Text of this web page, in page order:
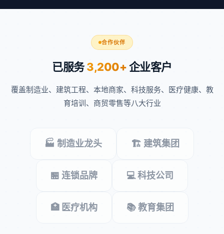
合作伙伴
已服务3,200+企业客户
覆盖制造业、建筑工程、本地商家、科技服务、医疗健康、教
育培训、商贸零售等八大行业
🏭 制造业龙头 🏗️ 建筑集团
🏪 连锁品牌 💻 科技公司
🏥 医疗机构 📚 教育集团